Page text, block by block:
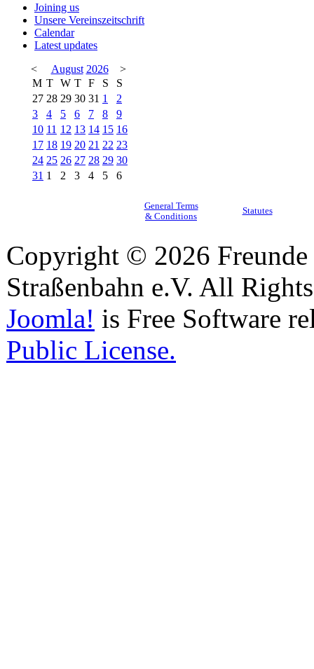
Joining us
Unsere Vereinszeitschrift
Calendar
Latest updates
<
August 2026
>
M T W T F S
S
27 28 29 30 31 1
2
3
4 5 6 7 8
9
10 11 12 13 14 15 16
17 18 19 20 21 22 23
24 25 26 27 28 29 30
31 1 2 3 4 5 6
General Terms
& Conditions
Statutes
Copyright © 2026
Straßenbahn e.V. All
Joomla! is Free Software
Public License.